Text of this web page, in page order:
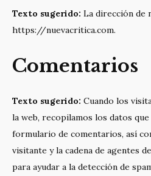
Texto sugerido: La dirección de
https://nuevacritica.com.
Comentarios
Texto sugerido: Cuando los
la web, recopilamos los datos
formulario de comentarios, así
visitante y la cadena de agentes
para ayudar a la detección de